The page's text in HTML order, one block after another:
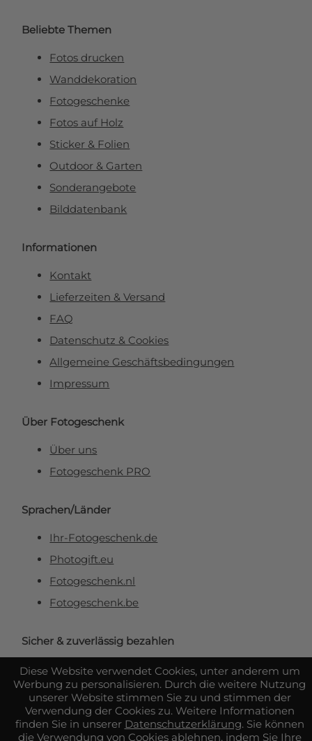
Diese Website verwendet Cookies, unter anderem um
Werbung zu personalisieren. Durch die weitere Nutzung
unserer Website stimmen Sie zu und stimmen der
Verwendung der Cookies zu. Weitere Informationen
finden Sie in unserer Datenschutzerklärung. Sie können
die Verwendung von Cookies ablehnen, indem Sie Ihre
Beliebte Themen
Fotos drucken
Wanddekoration
Fotogeschenke
Fotos auf Holz
Sticker & Folien
Outdoor & Garten
Sonderangebote
Bilddatenbank
Informationen
Kontakt
Lieferzeiten & Versand
FAQ
Datenschutz & Cookies
Allgemeine Geschäftsbedingungen
Impressum
Über Fotogeschenk
Über uns
Fotogeschenk PRO
Sprachen/Länder
Ihr-Fotogeschenk.de
Photogift.eu
Fotogeschenk.nl
Fotogeschenk.be
Sicher & zuverlässig bezahlen